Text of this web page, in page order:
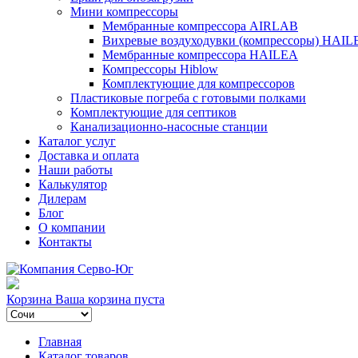
Мини компрессоры
Мембранные компрессора AIRLAB
Вихревые воздуходувки (компрессоры)
Мембранные компрессора HAILEA
Компрессоры Hiblow
Комплектующие для компрессоров
Пластиковые погреба с готовыми полками
Комплектующие для септиков
Канализационно-насосные станции
Каталог услуг
Доставка и оплата
Наши работы
Калькулятор
Дилерам
Блог
О компании
Контакты
Корзина Ваша корзина пуста
Главная